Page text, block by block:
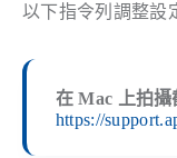
以下指令列調整設
在 Mac 上拍
https://